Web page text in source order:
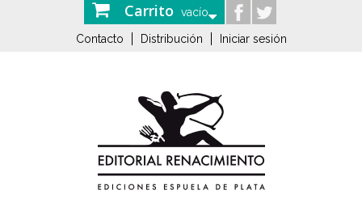
Carrito vacío
Contacto Distribución Iniciar sesión